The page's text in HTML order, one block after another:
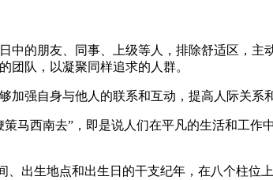
的朋友、同事、上级等人，排除舒适区，主
团队，以凝聚同样追求的人群。
强自身与他人的联系和互动，提高人际关系
马西南去”，即是说人们在平凡的生活和工作
出生地点和出生日的干支纪年，在八个柱位